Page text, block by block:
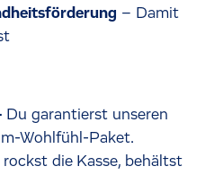
– Damit
Du garantierst unseren
Wohlfühl-Paket.
rockst die Kasse, behältst